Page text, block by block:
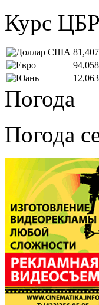
Курс
Погода
Погода